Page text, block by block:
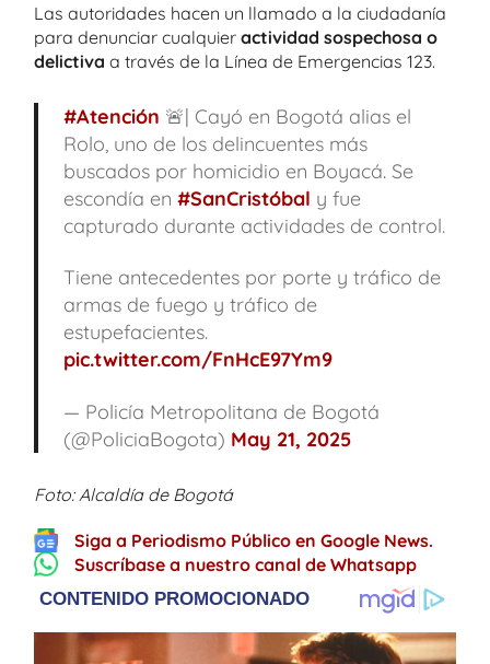
Las autoridades hacen un llamado a la ciudadanía
para denunciar cualquier actividad sospechosa o
delictiva a través de la Línea de Emergencias 123.
#Atención 🚨| Cayó en Bogotá alias el
Rolo, uno de los delincuentes más
buscados por homicidio en Boyacá. Se
escondía en #SanCristóbal y fue
capturado durante actividades de control.
Tiene antecedentes por porte y tráfico de
armas de fuego y tráfico de
estupefacientes.
pic.twitter.com/FnHcE97Ym9
— Policía Metropolitana de Bogotá
(@PoliciaBogota) May 21, 2025
Foto: Alcaldía de Bogotá
Siga a Periodismo Público en Google News.
Suscríbase a nuestro canal de Whatsapp